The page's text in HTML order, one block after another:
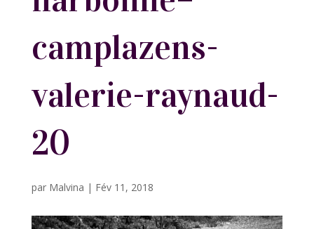
camplazens-
valerie-raynaud-
20
par Malvina | Fév 11, 2018